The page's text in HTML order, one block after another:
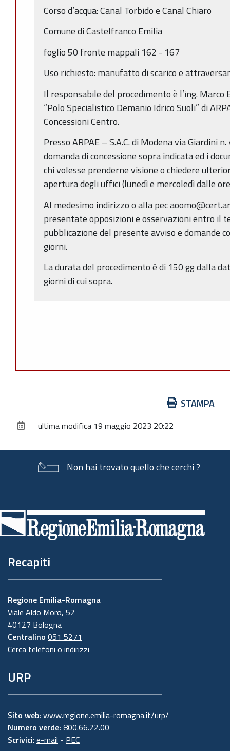
Corso d’acqua: Canal Torbido e Canal Chiaro
Comune di Castelfranco Emilia
foglio 50 fronte mappali 162 - 167
Uso richiesto: manufatto di scarico e
Il responsabile del procedimento è l’ing.
“Polo Specialistico Demanio Idrico Suoli” di
Concessioni Centro.
Presso ARPAE – S.A.C. di Modena via Giardini
domanda di concessione sopra indicata ed i
chi volesse prenderne visione o chiedere
apertura degli uffici (lunedì e mercoledì dalle
Al medesimo indirizzo o alla pec
presentate opposizioni e osservazioni entro il
pubblicazione del presente avviso e domande
giorni.
La durata del procedimento è di 150 gg dalla
giorni di cui sopra.
documento
STAMPA
ultima modifica 19 maggio 2023 20:22
Non hai trovato quello che cerchi ?
di
pagina
Recapiti
Regione Emilia-Romagna
Viale Aldo Moro, 52
40127 Bologna
Centralino 051 5271
Cerca telefoni o indirizzi
URP
Sito web: www.regione.emilia-romagna.it/urp/
Numero verde: 800.66.22.00
Scrivici: e-mail - PEC